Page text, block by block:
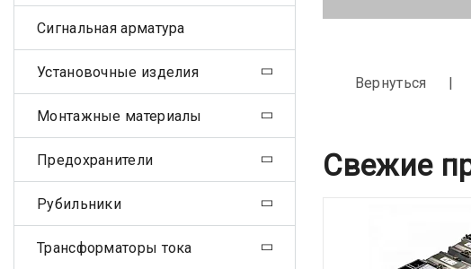
Вернуться
Свежие
Сигнальная арматура
Установочные изделия
Монтажные материалы
Предохранители
Рубильники
Трансформаторы тока